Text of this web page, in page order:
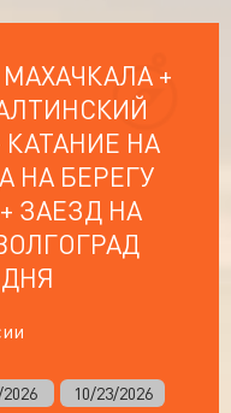
+
КАТАНИЕ НА
НА БЕРЕГУ
ЗАЕЗД НА
10/23/2026